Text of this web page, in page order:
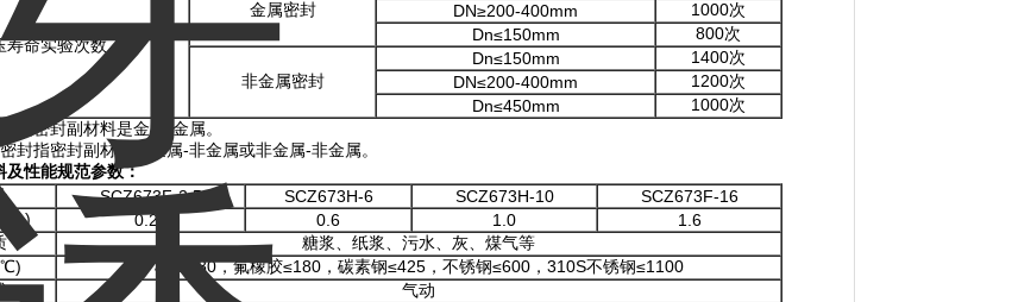
寿命实验次数
金属密封
DN≥200-400mm
1000次
Dn≤150mm
800次
非金属密封
Dn≤150mm
1400次
DN≤200-400mm
1200次
Dn≤450mm
1000次
指密封副材料是金属-金属。
指密封副材料是金属-非金属或非金属-非金属。
及性能规范参数：
SCZ673F-2.5 SCZ673H-6 SCZ673H-10
SCZ673F-16
0.25 0.6 1.0
1.6
糖浆、纸浆、污水、灰、煤气等
橡胶≤80，氟橡胶≤180，碳素钢≤425，不锈钢≤600，310S不锈钢≤1100
气动